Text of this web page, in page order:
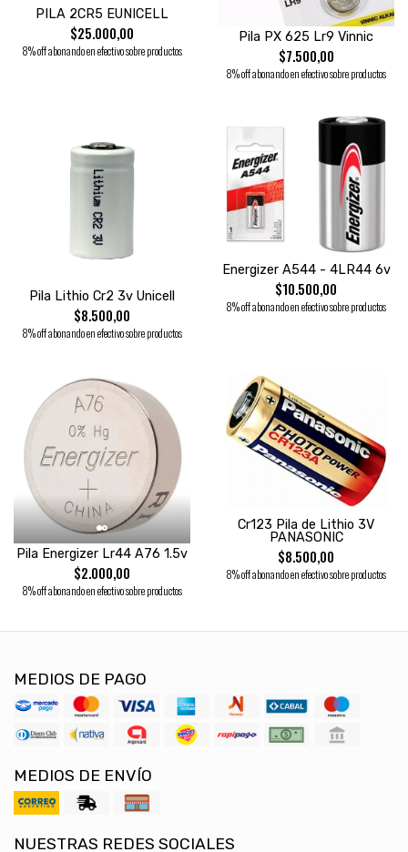
PILA 2CR5 EUNICELL
$25.000,00
8% off abonando en efectivo sobre productos
Pila PX 625 Lr9 Vinnic
$7.500,00
8% off abonando en efectivo sobre productos
Pila Lithio Cr2 3v Unicell
$8.500,00
8% off abonando en efectivo sobre productos
Energizer A544 - 4LR44 6v
$10.500,00
8% off abonando en efectivo sobre productos
Pila Energizer Lr44 A76 1.5v
$2.000,00
8% off abonando en efectivo sobre productos
Cr123 Pila de Lithio 3V
PANASONIC
$8.500,00
8% off abonando en efectivo sobre productos
MEDIOS DE PAGO
MEDIOS DE ENVÍO
NUESTRAS REDES SOCIALES